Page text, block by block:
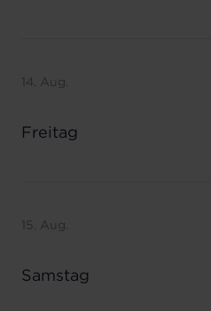
14. Aug.
Freitag
15. Aug.
Samstag